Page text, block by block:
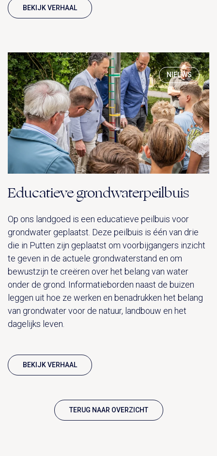
BEKIJK VERHAAL
NIEUWS
Educatieve grondwaterpeilbuis
Op ons landgoed is een educatieve peilbuis voor
grondwater geplaatst. Deze peilbuis is één van drie
die in Putten zijn geplaatst om voorbijgangers inzicht
te geven in de actuele grondwaterstand en om
bewustzijn te creëren over het belang van water
onder de grond. Informatieborden naast de buizen
leggen uit hoe ze werken en benadrukken het belang
van grondwater voor de natuur, landbouw en het
dagelijks leven.
BEKIJK VERHAAL
TERUG NAAR OVERZICHT